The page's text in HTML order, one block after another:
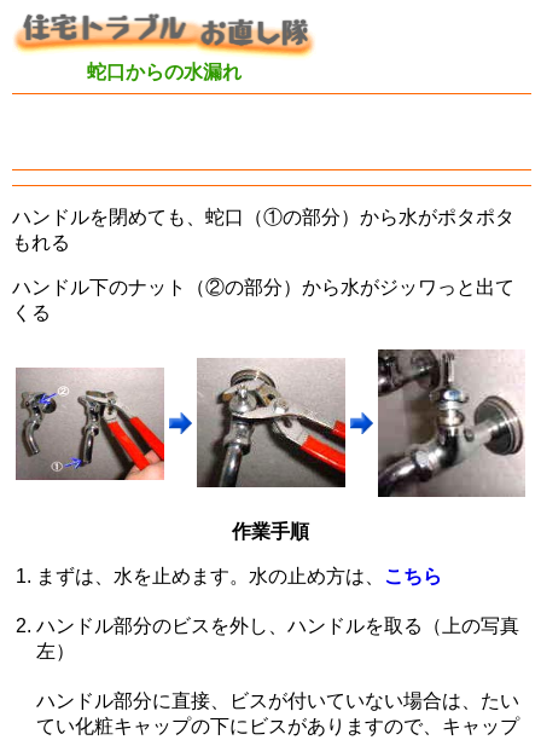
蛇口からの水漏れ
ハンドルを閉めても、蛇口（①の部分）から水がポタポタ
もれる
ハンドル下のナット（②の部分）から水がジッワっと出て
くる
作業手順
まずは、水を止めます。水の止め方は、 こちら
ハンドル部分のビスを外し、ハンドルを取る（上の写真
左）
ハンドル部分に直接、ビスが付いていない場合は、たい
てい化粧キャップの下にビスがありますので、キャップ